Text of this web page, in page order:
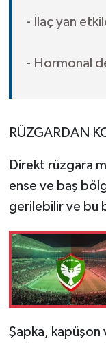
- İlaç yan
- Hormonal
RÜZGARDAN
Direkt rüzgara
ense ve baş
gerilebilir ve bu
Şapka, kapüşon